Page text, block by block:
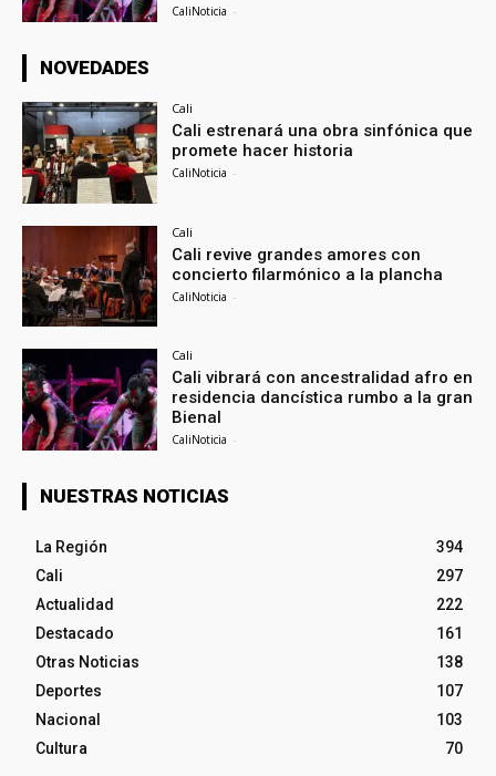
CaliNoticia -
NOVEDADES
Cali
Cali estrenará una obra sinfónica que
promete hacer historia
CaliNoticia -
Cali
Cali revive grandes amores con
concierto filarmónico a la plancha
CaliNoticia -
Cali
Cali vibrará con ancestralidad afro en
residencia dancística rumbo a la gran
Bienal
CaliNoticia -
NUESTRAS NOTICIAS
La Región
394
Cali
297
Actualidad
222
Destacado
161
Otras Noticias
138
Deportes
107
Nacional
103
Cultura
70